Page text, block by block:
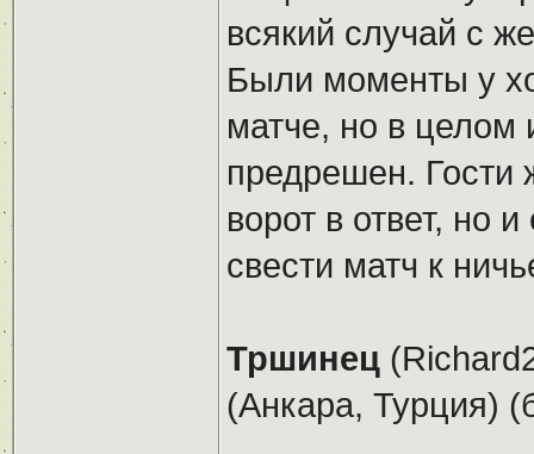
всякий случай с
Были моменты у
матче, но в целом
предрешен. Гости
ворот в ответ, но
свести матч к
Тршинец
(Анкара, Турция)